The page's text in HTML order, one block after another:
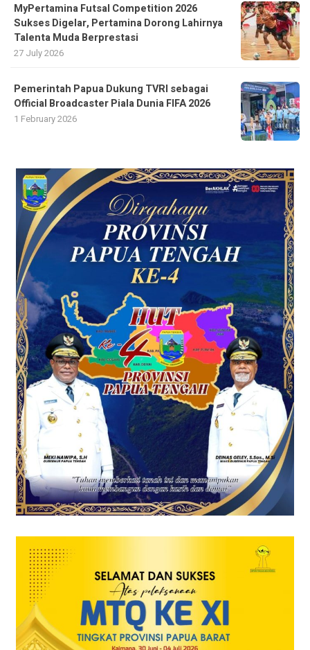
MyPertamina Futsal Competition 2026
Sukses Digelar, Pertamina Dorong Lahirnya
Talenta Muda Berprestasi
27 July 2026
Pemerintah Papua Dukung TVRI sebagai
Official Broadcaster Piala Dunia FIFA 2026
1 February 2026